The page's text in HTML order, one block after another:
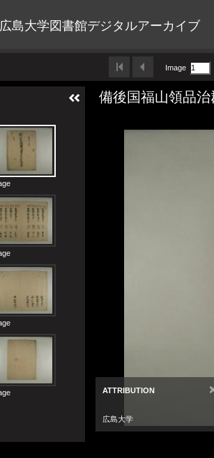
広島大学図書館デジタルアーカイブ